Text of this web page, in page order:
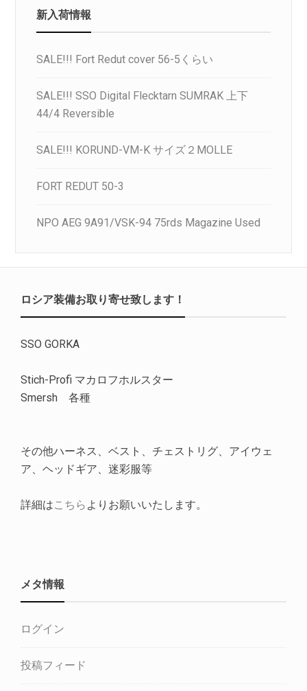
新入荷情報
SALE!!! Fort Redut cover 56-5くらい
SALE!!! SSO Digital Flecktarn SUMRAK 上下
44/4 Reversible
SALE!!! KORUND-VM-K サイズ２MOLLE
FORT REDUT 50-3
NPO AEG 9A91/VSK-94 75rds Magazine Used
ロシア装備お取り寄せ致します！
SSO GORKA
Stich-Profi マカロフホルスター
Smersh 各種
その他ハーネス、ベスト、チェストリグ、アイウェ
ア、ヘッドギア、迷彩服等
詳細はこちら よりお願いいたします。
メタ情報
ログイン
投稿フィード